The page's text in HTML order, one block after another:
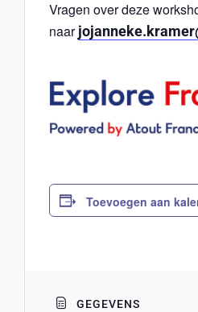
Vragen over deze
naar
Toevoegen aan
GEGEVENS